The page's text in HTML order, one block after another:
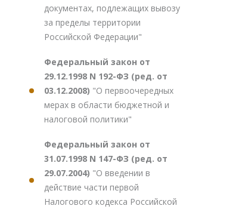
документах, подлежащих вывозу
за пределы территории
Российской Федерации"
Федеральный закон от
29.12.1998 N 192-ФЗ (ред. от
03.12.2008) "О первоочередных
мерах в области бюджетной и
налоговой политики"
Федеральный закон от
31.07.1998 N 147-ФЗ (ред. от
29.07.2004) "О введении в
действие части первой
Налогового кодекса Российской